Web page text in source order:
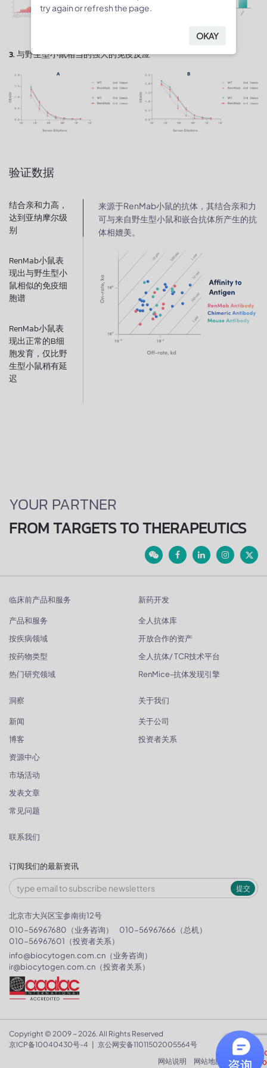
3. 与野生型小鼠相当的强大的免疫反应
验证数据
结合亲和力高，
达到亚纳摩尔级
别​
RenMab小鼠表
现出与野生型小
鼠相似的免疫细
胞谱
RenMab小鼠表
现出正常的B细
胞发育，仅比野
生型小鼠稍有延
迟​
来源于RenMab小鼠的抗体，其结合亲和力
可与来自野生型小鼠和嵌合抗体所产生的抗
体相媲美。
YOUR PARTNER
FROM TARGETS TO THERAPEUTICS
临床前产品和服务
产品和服务
按疾病领域
按药物类型
热门研究领域
新药开发
全人抗体库
开放合作的资产
全人抗体/ TCR技术平台
RenMice-抗体发现引擎
洞察
新闻
博客
资源中心
市场活动
发表文章
常见问题
关于我们
关于公司
投资者关系
联系我们
订阅我们的最新资讯
提交
北京市大兴区宝参南街12号
010-56967680（业务咨询）
010-56967666（总机）
010-56967601（投资者关系）
info@biocytogen.com.cn （业务咨询）
ir@biocytogen.com.cn （投资者关系）
Copyright © 2009 ~ 2026. All Rights Reserved
京ICP备10040430号-4
京公网安备11011502005564号
网站说明
网站地图 隐私政策
try again or refresh the page.
OKAY